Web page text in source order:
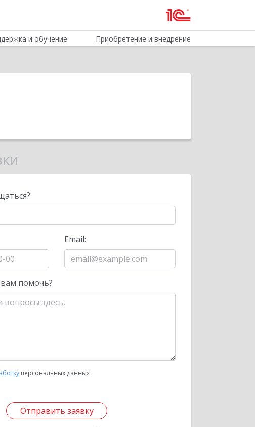
и обучение Приобретение и внедрение
Email:
помочь?
персональных данных
Отправить заявку